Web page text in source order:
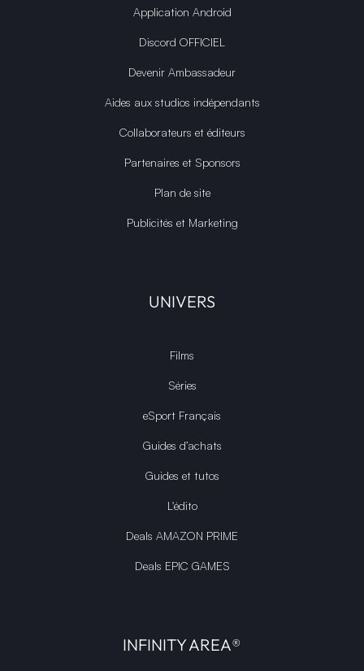
Application Android
Discord OFFICIEL
Devenir Ambassadeur
Aides aux studios indépendants
Collaborateurs et éditeurs
Partenaires et Sponsors
Plan de site
Publicités et Marketing
UNIVERS
Films
Séries
eSport Français
Guides d’achats
Guides et tutos
L'édito
Deals AMAZON PRIME
Deals EPIC GAMES
INFINITY AREA®